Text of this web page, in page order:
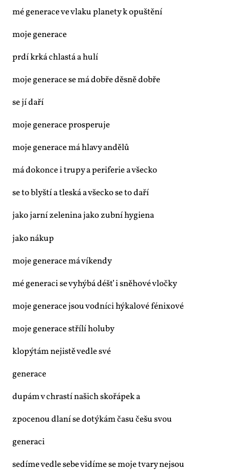
mé ge­ne­ra­ce ve vla­ku pla­ne­ty k opuš­tě­ní
mo­je ge­ne­ra­ce
pr­dí kr­ká chlas­tá a hu­lí
mo­je ge­ne­ra­ce se má dob­ře děs­ně dob­ře
se jí da­ří
mo­je ge­ne­ra­ce pro­spe­ru­je
mo­je ge­ne­ra­ce má hla­vy an­dě­lů
má do­kon­ce i tru­py a pe­ri­fe­rie a všec­ko
se to blyští a tles­ká a všec­ko se to da­ří
ja­ko jar­ní ze­le­ni­na ja­ko zub­ní hy­gi­e­na
ja­ko ná­kup
mo­je ge­ne­ra­ce má ví­ken­dy
mé ge­ne­ra­ci se vy­hý­bá déšť i sně­ho­vé vloč­ky
mo­je ge­ne­ra­ce jsou vod­ní­ci hý­ka­lo­vé fé­ni­xo­vé
mo­je ge­ne­ra­ce stří­lí ho­lu­by
klo­pý­tám ne­jis­tě ve­d­le své
ge­ne­ra­ce
du­pám v chras­tí na­šich sko­řá­pek a
zpo­ce­nou dla­ní se do­tý­kám ča­su češu svou
ge­ne­ra­ci
se­dí­me ve­d­le se­be vi­dí­me se mo­je tva­ry nejsou